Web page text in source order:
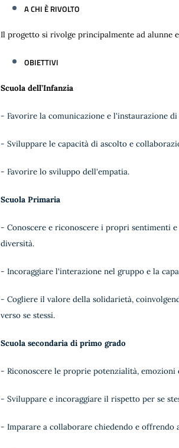
A CHI È RIVOLTO
Il progetto si rivolge principalmente ad alunne
OBIETTIVI
Scuola dell’Infanzia
- Favorire la comunicazione e l'instaurazione
- Sviluppare le capacità di ascolto e
- Favorire lo sviluppo dell'empatia.
Scuola Primaria
- Conoscere e riconoscere i propri sentimenti
diversità.
- Incoraggiare l'interazione nel gruppo e la
- Cogliere il valore della solidarietà,
verso se stessi.
Scuola secondaria di primo grado
- Riconoscere le proprie potenzialità, emozioni
- Sviluppare e incoraggiare il rispetto per se
- Imparare a collaborare chiedendo e